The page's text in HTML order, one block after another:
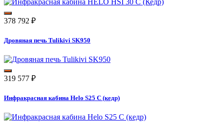
378 792 ₽
Дровяная печь Tulikivi SK950
319 577 ₽
Инфракрасная кабина Helo S25 C (кедр)